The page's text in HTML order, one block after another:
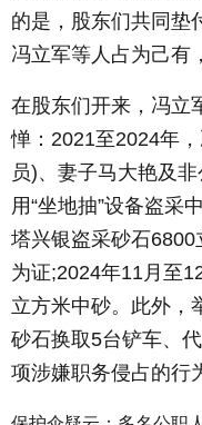
的是，股东们共同垫
冯立军等人占为己有
在股东们开来，冯立
惮：2021至2024年
员)、妻子马大艳及
用“坐地抽”设备盗采
塔兴银盗采砂石
为证;2024年11月至
立方米中砂。此外，
砂石换取5台铲车、
项涉嫌职务侵占的行